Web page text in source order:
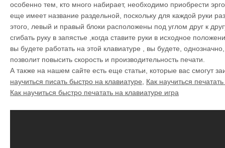
особенно тем, кто много набирает, необходимо приобрести
еще имеет название раздельной, поскольку для каждой руки
этого, левый и правый блоки расположены под углом друг к
сгибать руку в запястье ,когда ставите руки в исходное
вы будете работать на этой клавиатуре , вы будете,
позволит повысить скорость и производительность печати.
А также на нашем сайте есть еще статьи, которые вас смогут
научиться писать быстро на клавиатуре
Как научиться
Как научиться быстро печатать на клавиатуре игра